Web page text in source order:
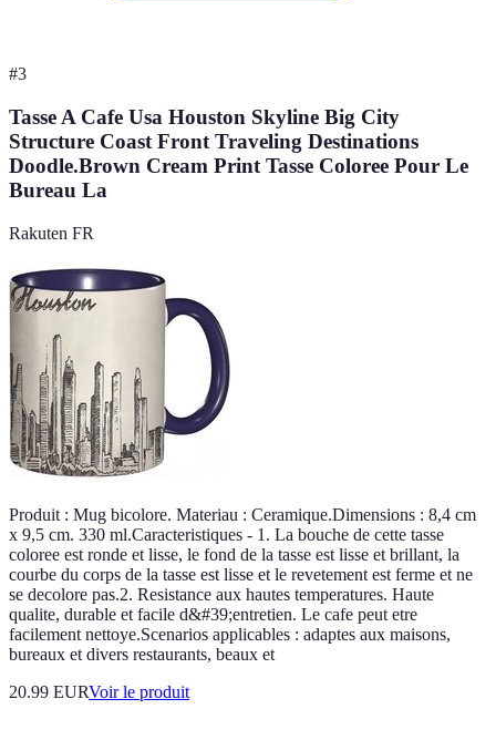
#3
Tasse A Cafe Usa Houston Skyline Big City
Structure Coast Front Traveling Destinations
Doodle.Brown Cream Print Tasse Coloree Pour Le
Bureau La
Rakuten FR
Produit : Mug bicolore. Materiau : Ceramique.Dimensions : 8,4 cm
x 9,5 cm. 330 ml.Caracteristiques - 1. La bouche de cette tasse
coloree est ronde et lisse, le fond de la tasse est lisse et brillant, la
courbe du corps de la tasse est lisse et le revetement est ferme et ne
se decolore pas.2. Resistance aux hautes temperatures. Haute
qualite, durable et facile d&#39;entretien. Le cafe peut etre
facilement nettoye.Scenarios applicables : adaptes aux maisons,
bureaux et divers restaurants, beaux et
20.99 EURVoir le produit